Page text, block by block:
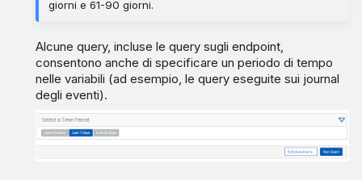
giorni e 61-90 giorni.
Alcune query, incluse le query sugli endpoint,
consentono anche di specificare un periodo di tempo
nelle variabili (ad esempio, le query eseguite sui journal
degli eventi).